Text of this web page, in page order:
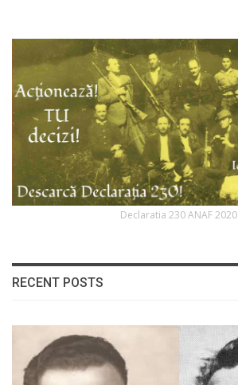
Declaratia 230 ANAF 2020
RECENT POSTS